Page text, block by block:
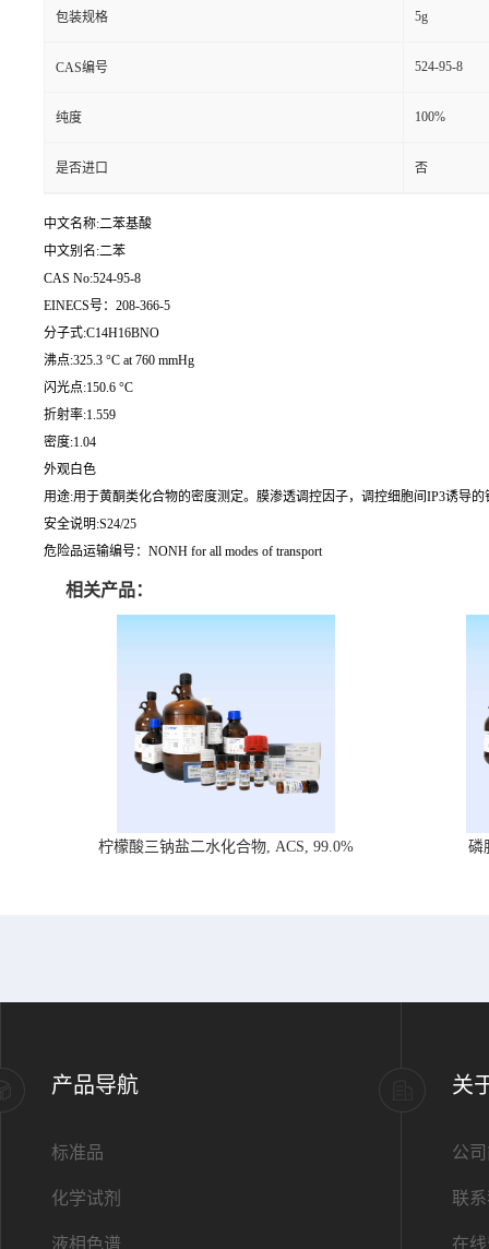
包装规格 5g
CAS编号 524-95-8
纯度 100%
是否进口 否
中文名称:二苯基酸
中文别名:二苯
CAS No:524-95-8
EINECS号：208-366-5
分子式:C14H16BNO
沸点:325.3 °C at 760 mmHg
闪光点:150.6 °C
折射率:1.559
密度:1.04
外观白色
用途:用于黄酮类化合物的密度测定。膜渗透调控因子，调控细胞间IP3诱导的
安全说明:S24/25
危险品运输编号：NONH for all modes of transport
相关产品：
柠檬酸三钠盐二水化合物, ACS, 99.0% 磷
产品导航
标准品
化学试剂
液相色谱
关
公
联
在